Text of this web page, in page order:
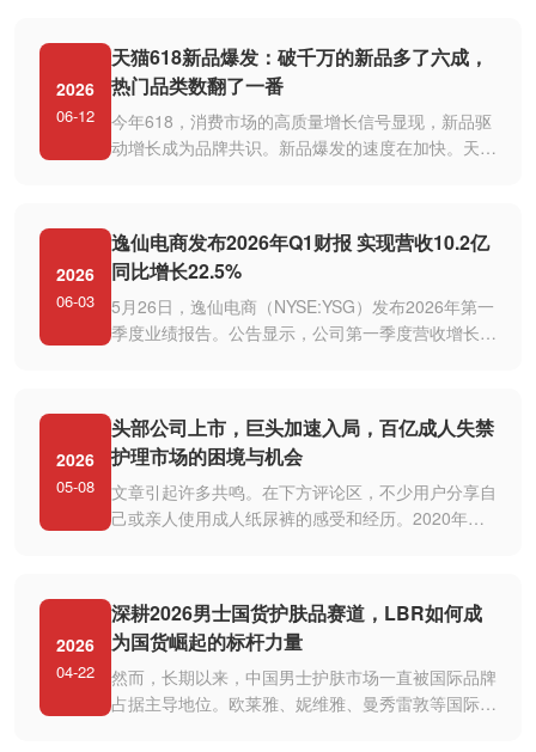
2026
06-12
天猫618新品爆发：破千万的新品多了六成，
热门品类数翻了一番
今年618，消费市场的高质量增长信号显现，新品驱
动增长成为品牌共识。新品爆发的速度在加快。天猫
2026
06-03
逸仙电商发布2026年Q1财报 实现营收10.2亿
同比增长22.5%
5月26日，逸仙电商（NYSE:YSG）发布2026年第一
季度业绩报告。公告显示，公司第一季度营收增长至
2026
05-08
头部公司上市，巨头加速入局，百亿成人失禁
护理市场的困境与机会
文章引起许多共鸣。在下方评论区，不少用户分享自
己或亲人使用成人纸尿裤的感受和经历。2020年疫
2026
04-22
深耕2026男士国货护肤品赛道，LBR如何成
为国货崛起的标杆力量
然而，长期以来，中国男士护肤市场一直被国际品牌
占据主导地位。欧莱雅、妮维雅、曼秀雷敦等国际巨